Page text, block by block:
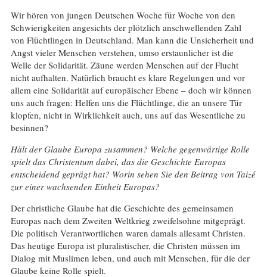
Wir hören von jungen Deutschen Woche für Woche von den
Schwierigkeiten angesichts der plötzlich anschwellenden Zahl
von Flüchtlingen in Deutschland. Man kann die Unsicherheit und
Angst vieler Menschen verstehen, umso erstaunlicher ist die
Welle der Solidarität. Zäune werden Menschen auf der Flucht
nicht aufhalten. Natürlich braucht es klare Regelungen und vor
allem eine Solidarität auf europäischer Ebene – doch wir können
uns auch fragen: Helfen uns die Flüchtlinge, die an unsere Tür
klopfen, nicht in Wirklichkeit auch, uns auf das Wesentliche zu
besinnen?
Hält der Glaube Europa zusammen? Welche gegenwärtige Rolle
spielt das Christentum dabei, das die Geschichte Europas
entscheidend geprägt hat? Worin sehen Sie den Beitrag von Taizé
zur einer wachsenden Einheit Europas?
Der christliche Glaube hat die Geschichte des gemeinsamen
Europas nach dem Zweiten Weltkrieg zweifelsohne mitgeprägt.
Die politisch Verantwortlichen waren damals allesamt Christen.
Das heutige Europa ist pluralistischer, die Christen müssen im
Dialog mit Muslimen leben, und auch mit Menschen, für die der
Glaube keine Rolle spielt.